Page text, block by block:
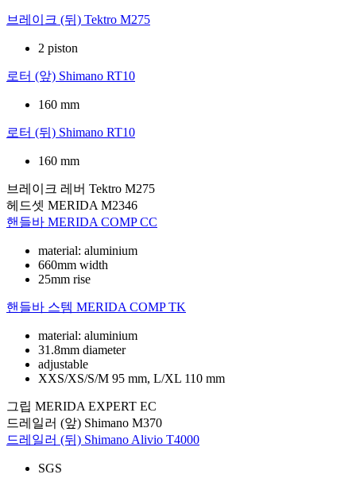
브레이크 (뒤) Tektro M275
2 piston
로터 (앞) Shimano RT10
160 mm
로터 (뒤) Shimano RT10
160 mm
브레이크 레버 Tektro M275
헤드셋 MERIDA M2346
핸들바 MERIDA COMP CC
material: aluminium
660mm width
25mm rise
핸들바 스템 MERIDA COMP TK
material: aluminium
31.8mm diameter
adjustable
XXS/XS/S/M 95 mm, L/XL 110 mm
그립 MERIDA EXPERT EC
드레일러 (앞) Shimano M370
드레일러 (뒤) Shimano Alivio T4000
SGS